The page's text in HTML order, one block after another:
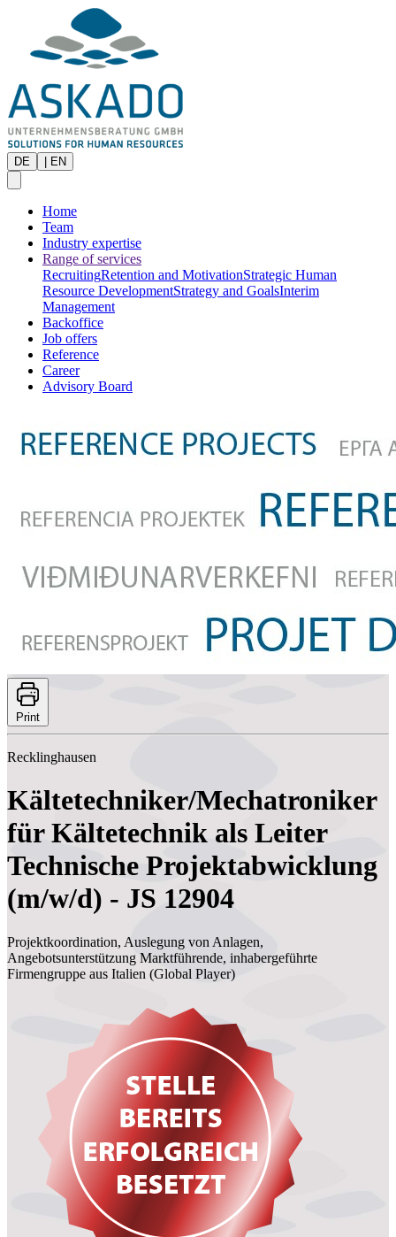
DE EN
Home
Team
Industry expertise
Range of services
RecruitingRetention and MotivationStrategic Human
Resource DevelopmentStrategy and GoalsInterim
Management
Backoffice
Job offers
Reference
Career
Advisory Board
Print
Recklinghausen
Kältetechniker/Mechatroniker
für Kältetechnik als Leiter
Technische Projektabwicklung
(m/w/d) - JS 12904
Projektkoordination, Auslegung von Anlagen,
Angebotsunterstützung Marktführende, inhabergeführte
Firmengruppe aus Italien (Global Player)